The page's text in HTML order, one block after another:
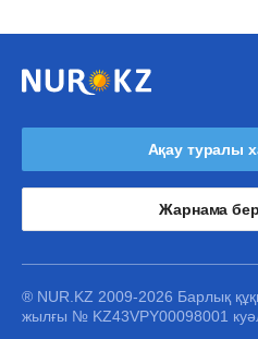
Ақау туралы
Жарнама
® NUR.KZ 2009-2026 Барлық
жылғы № KZ43VPY00098001